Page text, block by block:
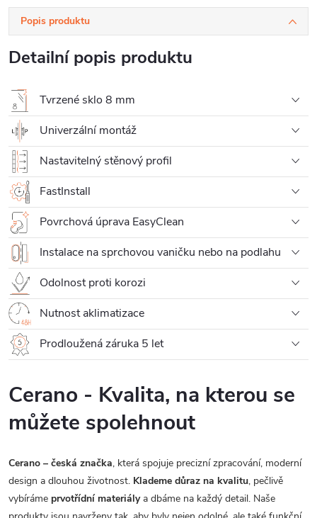
Popis produktu
Detailní popis produktu
Tvrzené sklo 8 mm
Univerzální montáž
Nastavitelný stěnový profil
FastInstall
Povrchová úprava EasyClean
Instalace na sprchovou vaničku nebo na podlahu
Odolnost proti korozi
Nutnost aklimatizace
Prodloužená záruka 5 let
Cerano - Kvalita, na kterou se
můžete spolehnout
Cerano – česká značka, která spojuje precizní zpracování, moderní
design a dlouhou životnost. Klademe důraz na kvalitu, pečlivě
vybíráme prvotřídní materiálya dbáme na každý detail. Naše